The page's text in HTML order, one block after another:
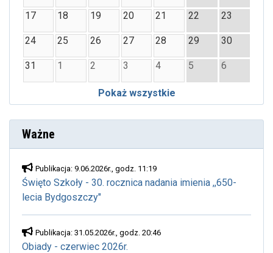
17 18 19 20 21 22 23
24 25 26 27 28 29 30
31 1 2 3 4 5 6
Pokaż wszystkie
Ważne
Publikacja: 9.06.2026r., godz. 11:19
Święto Szkoły - 30. rocznica nadania imienia ,,650-
lecia Bydgoszczy"
Publikacja: 31.05.2026r., godz. 20:46
Obiady - czerwiec 2026r.